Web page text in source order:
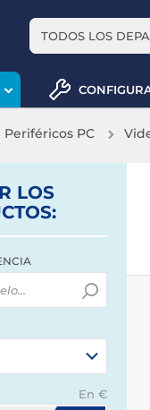
TODOS LOS
Periféricos PC
LOS
:
En €